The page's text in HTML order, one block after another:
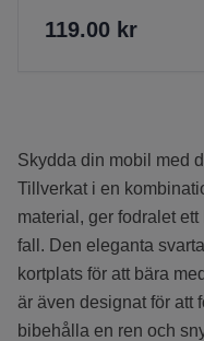
119.00 kr
Skydda din mobil med
Tillverkat i en
material, ger fodralet
fall. Den eleganta
kortplats för att bära
är även designat för att
bibehålla en ren och